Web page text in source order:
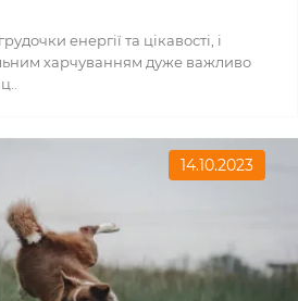
енергії та цікавості, і
харчуванням дуже важливо
14.10.2023